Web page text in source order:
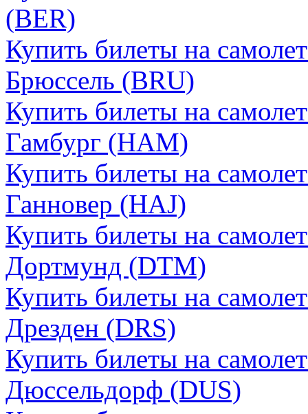
(BER)
Купить билеты на
Брюссель (BRU)
Купить билеты на
Гамбург (HAM)
Купить билеты на
Ганновер (HAJ)
Купить билеты на
Дортмунд (DTM)
Купить билеты на
Дрезден (DRS)
Купить билеты на
Дюссельдорф (DUS)